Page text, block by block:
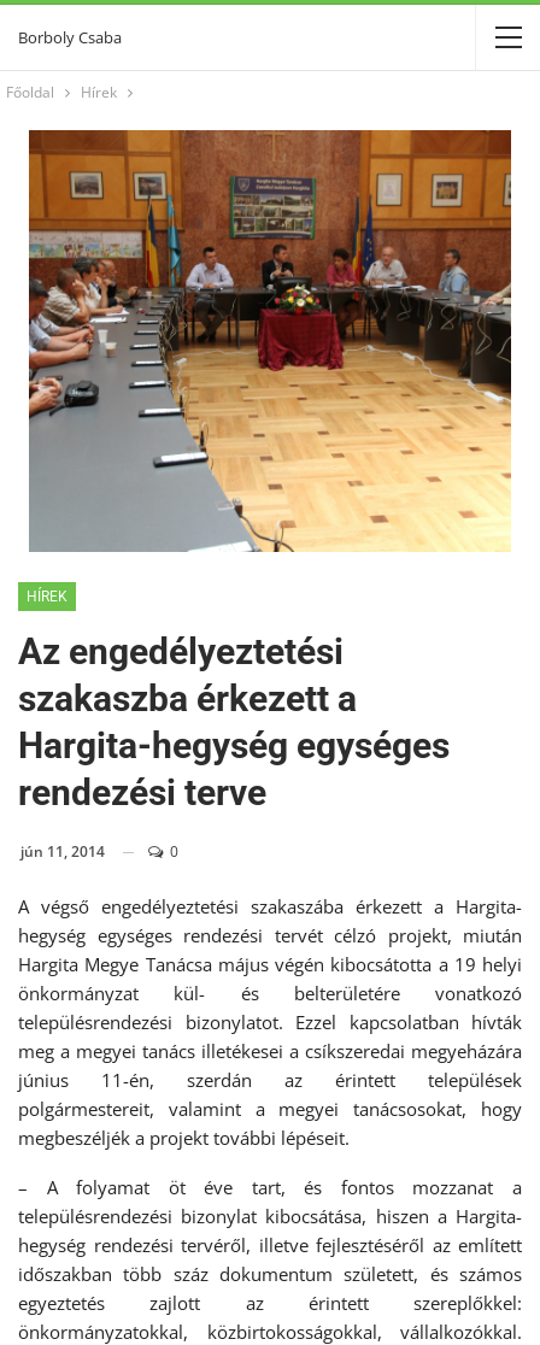
Borboly Csaba
Főoldal Hírek
HÍREK
Az engedélyeztetési
szakaszba érkezett a
Hargita-hegység egységes
rendezési terve
jún 11, 2014 0
A végső engedélyeztetési szakaszába érkezett a Hargita-
hegység egységes rendezési tervét célzó projekt, miután
Hargita Megye Tanácsa május végén kibocsátotta a 19 helyi
önkormányzat kül- és belterületére vonatkozó
településrendezési bizonylatot. Ezzel kapcsolatban hívták
meg a megyei tanács illetékesei a csíkszeredai megyeházára
június 11-én, szerdán az érintett települések
polgármestereit, valamint a megyei tanácsosokat, hogy
megbeszéljék a projekt további lépéseit.
– A folyamat öt éve tart, és fontos mozzanat a
településrendezési bizonylat kibocsátása, hiszen a Hargita-
hegység rendezési tervéről, illetve fejlesztéséről az említett
időszakban több száz dokumentum született, és számos
egyeztetés zajlott az érintett szereplőkkel:
önkormányzatokkal, közbirtokosságokkal, vállalkozókkal.